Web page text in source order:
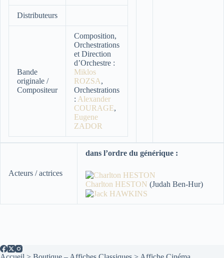
Distributeurs
Bande
originale /
Compositeur
Composition,
Orchestrations
et Direction
d’Orchestre :
Miklos
ROZSA,
Orchestrations
: Alexander
COURAGE,
Eugene
ZADOR
Acteurs / actrices
dans l’ordre du générique :
Charlton HESTON (Judah Ben-Hur)